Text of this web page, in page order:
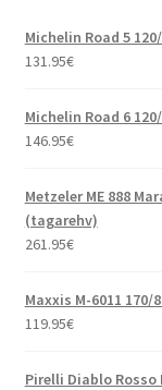
Michelin Road 5
131.95€
Michelin Road 6
146.95€
Metzeler ME 888
(tagarehv)
261.95€
Maxxis M-6011 170/
119.95€
Pirelli Diablo Rosso